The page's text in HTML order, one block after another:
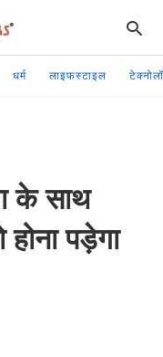
धर्म लाइफस्टाइल
के साथ
पड़ेगा